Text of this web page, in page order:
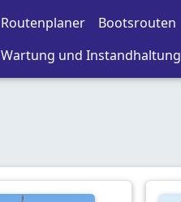
Routenplaner Bootsrouten
Wartung und Instandhaltung